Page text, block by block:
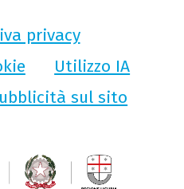
privacy
Utilizzo IA
sul sito